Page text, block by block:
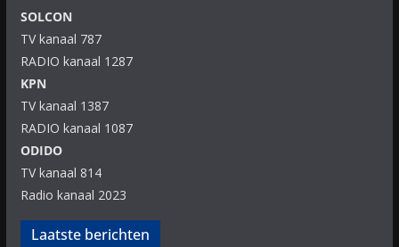
SOLCON
TV kanaal 787
RADIO kanaal 1287
KPN
TV kanaal 1387
RADIO kanaal 1087
ODIDO
TV kanaal 814
Radio kanaal 2023
Laatste berichten